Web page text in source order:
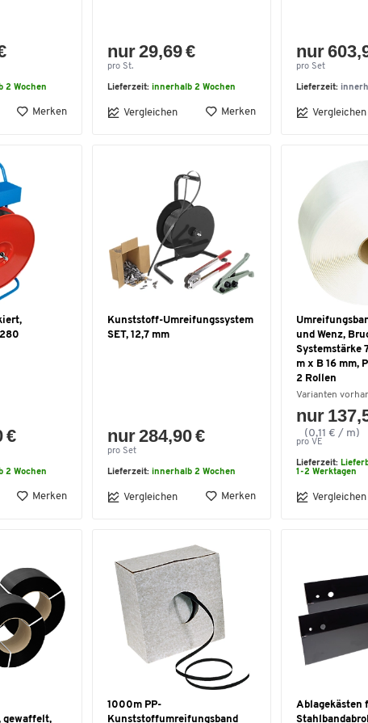
2 Wochen
Merken
nur 29,69 €
pro St.
Lieferzeit: innerhalb 2 Wochen
Vergleichen Merken
nur
pro Set
Lieferzeit:
Vergleichen
€
2 Wochen
Merken
Kunststoff-Umreifungssystem
SET, 12,7 mm
nur 284,90 €
pro Set
Lieferzeit: innerhalb 2 Wochen
Vergleichen Merken
und Wenz,
Systemstärke
m x B 16 mm,
2 Rollen
Varianten
nur
(0,11 € / m)
pro VE
Lieferzeit:
1-2 Werktagen
Vergleichen
gewaffelt,
1000m PP-
Kunststoffumreifungsband
Ablagekästen